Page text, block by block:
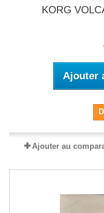
KORG
Ajouter
Ajouter au